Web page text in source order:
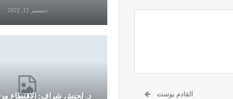
القادم بوست
مارس 23, 2024
والصحة: دور التغذية في
ديسمبر 12, 2022
د. لحنش شراف: الاقتطاع